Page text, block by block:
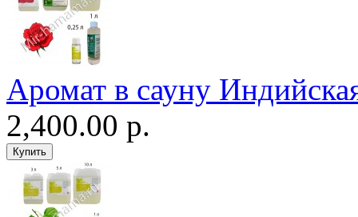
Аромат в сауну
2,400.00 р.